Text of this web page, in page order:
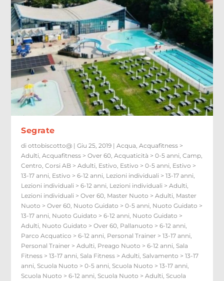
Segrate
diottobiscotto@ |Giu 25, 2019 |Acqua ,Acquafitness >
Adulti ,Acquafitness > Over 60 ,Acquaticità > 0-5 anni ,Camp
Centro ,Corsi AB > Adulti Estivo Estivo > 0-5 anni Estivo >
13-17 anni Estivo > 6-12 anni Lezioni individuali > 13-17 anni
Lezioni individuali > 6-12 anni Lezioni individuali > Adulti
Lezioni individuali > Over 60 Master Nuoto > Adulti Master
Nuoto > Over 60 Nuoto Guidato > 0-5 anni Nuoto Guidato >
13-17 anni Nuoto Guidato > 6-12 anni Nuoto Guidato >
Adulti Nuoto Guidato > Over 60 Pallanuoto > 6-12 anni
Parco Acquatico > 6-12 anni Personal Trainer > 13-17 anni
Personal Trainer > Adulti Preago Nuoto > 6-12 anni ,Sala
Fitness > 13-17 anni ,Sala Fitness > Adulti ,Salvamento > 13-17
anni ,Scuola Nuoto > 0-5 anni ,Scuola Nuoto > 13-17 anni
Scuola Nuoto > 6-12 anni ,Scuola Nuoto > Adulti ,Scuola